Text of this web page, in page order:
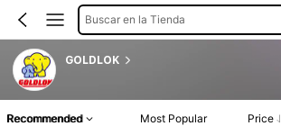
Buscar en la Tienda
GOLDLOK
Recommended Most Popular Price